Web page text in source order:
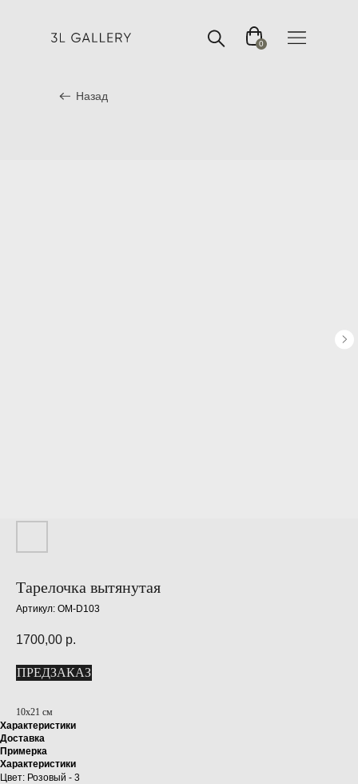
0
Назад
Тарелочка вытянутая
Артикул: OM-D103
1700,00 р.
ПРЕДЗАКАЗ
10х21 см
Характеристики
Доставка
Примерка
Характеристики
Цвет: Розовый - 3